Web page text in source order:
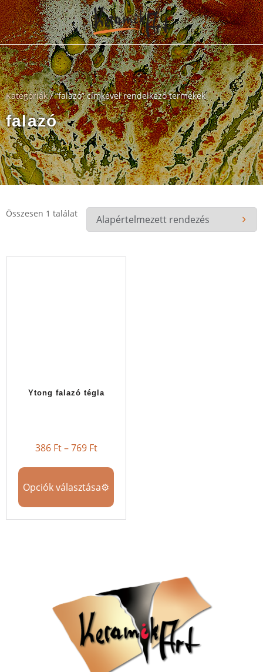
Kategóriák/ “falazó” címkével rendelkező termékek
falazó
Összesen 1 találat
Ytong falazó tégla
386 Ft–769 Ft
Opciók választása